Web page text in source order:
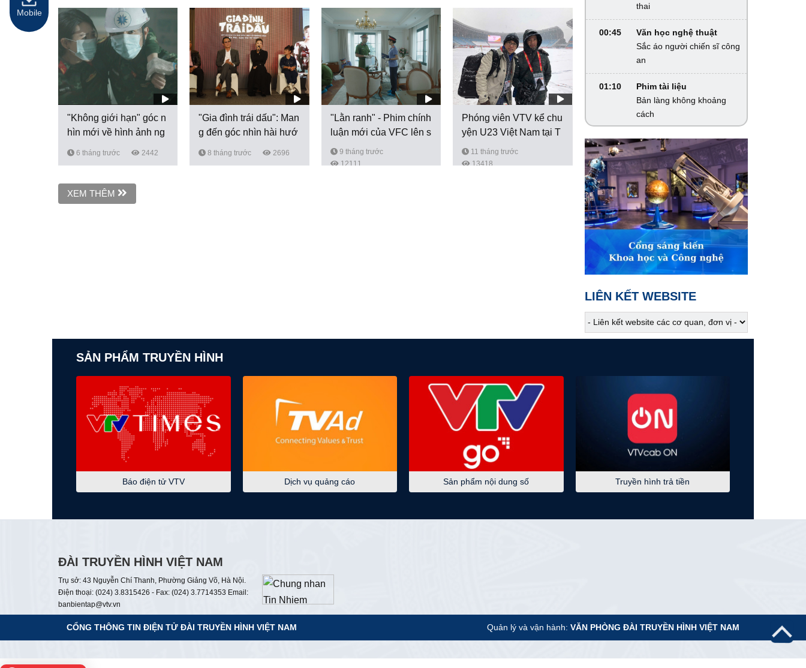
Mobile
"Không giới hạn" góc n
hìn mới về hình ảnh ng
6 tháng trước 2442
"Gia đình trái dấu": Man
g đến góc nhìn hài hướ
8 tháng trước 2696
"Lằn ranh" - Phim chính
luận mới của VFC lên s
óng...
9 tháng trước
12111
Phóng viên VTV kể chu
yện U23 Việt Nam tại T
hường...
11 tháng trước
13418
XEM THÊM
thai
00:45
Văn học nghệ thuật
Sắc áo người chiến sĩ công
an
01:10
Phim tài liệu
Bản làng không khoảng
cách
01:40
Khám phá Việt Nam
Sắc hoa trên váy áo người
Mông
02:00
Hiểu sâu - sống chất
Chơi sinh vật cảnh - Đừng
để phạm pháp
02:30
Khám phá Việt Nam
Người Mông giữa mây
ngàn Lai Châu
02:45
VTV Sống khỏe
Rối loạn TIC: Hiểu để chữa
Phim truyện
Người một nhà - Tập 6
S - Việt Nam
Hành trình khám phá vịnh
05:10
Kinh tế bạc
nghệ thuật
LIÊN KẾT WEBSITE
SẢN PHẨM TRUYỀN HÌNH
Báo điện tử VTV Dịch vụ quảng cáo Sản phẩm nội dung số Truyền hình trả tiền
ĐÀI TRUYỀN HÌNH VIỆT NAM
Trụ sở: 43 Nguyễn Chí Thanh, Phường Giảng Võ, Hà Nội.
Điện thoại: (024) 3.8315426 - Fax: (024) 3.7714353 Email:
banbientap@vtv.vn
CỔNG THÔNG TIN ĐIỆN TỬĐÀI TRUYỀN HÌNH VIỆT NAM Quản lý và vận hành:VĂN PHÒNG ĐÀI TRUYỀN HÌNH VIỆT NAM